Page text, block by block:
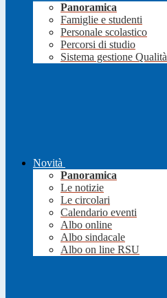
Panoramica
Famiglie e studenti
Personale scolastico
Percorsi di studio
Sistema gestione Qualità
Novità
Panoramica
Le notizie
Le circolari
Calendario eventi
Albo online
Albo sindacale
Albo on line RSU